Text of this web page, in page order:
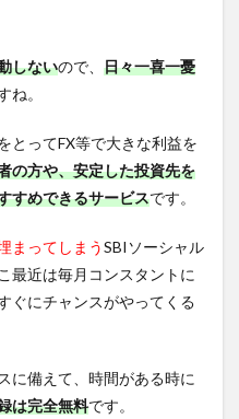
しないので、 日々一喜一憂
ね。
とってFX等で大きな利益を
の方や、安定した投資先を
すめできるサービスです。
まってしまうSBIソーシャル
最近は毎月コンスタントに
ぐにチャンスがやってくる
に備えて、時間がある時に
は完全無料です。